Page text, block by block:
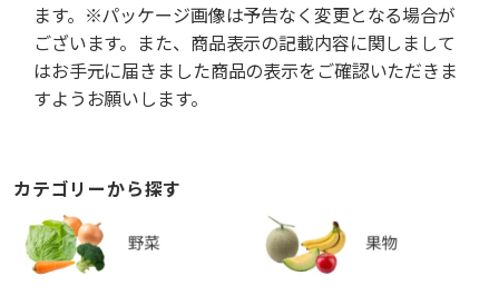
ます。※パッケージ画像は予告なく変更となる場合が
ございます。また、商品表示の記載内容に関しまして
はお手元に届きました商品の表示をご確認いただきま
すようお願いします。
カテゴリーから探す